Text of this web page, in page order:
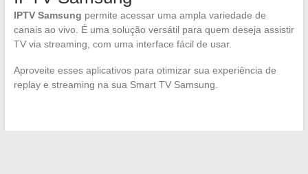
IPTV Samsung permite acessar uma ampla variedade de
canais ao vivo. É uma solução versátil para quem deseja assistir
TV via streaming, com uma interface fácil de usar.
Aproveite esses aplicativos para otimizar sua experiência de
replay e streaming na sua Smart TV Samsung.